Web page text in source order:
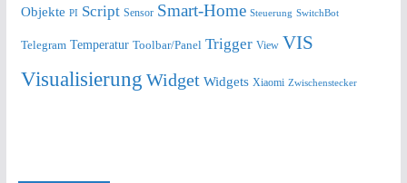
Objekte PI Script Sensor Smart-Home Steuerung SwitchBot
Telegram Temperatur Toolbar/Panel Trigger View VIS
Visualisierung Widget Widgets Xiaomi Zwischenstecker